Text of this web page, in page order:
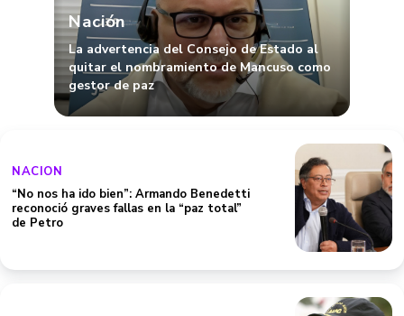
Nación
La advertencia del Consejo de Estado al
quitar el nombramiento de Mancuso como
gestor de paz
NACION
“No nos ha ido bien”: Armando Benedetti
reconoció graves fallas en la “paz total”
de Petro